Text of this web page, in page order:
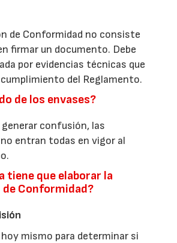
de Conformidad no consiste
firmar un documento. Debe
por evidencias técnicas que
del Reglamento.
de los envases?
generar confusión, las
entran todas en vigor al
tiene que elaborar la
de Conformidad?
mismo para determinar si